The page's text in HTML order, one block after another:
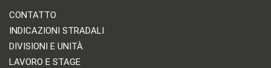
CONTATTO
INDICAZIONI STRADALI
DIVISIONI E UNITÀ
LAVORO E STAGE